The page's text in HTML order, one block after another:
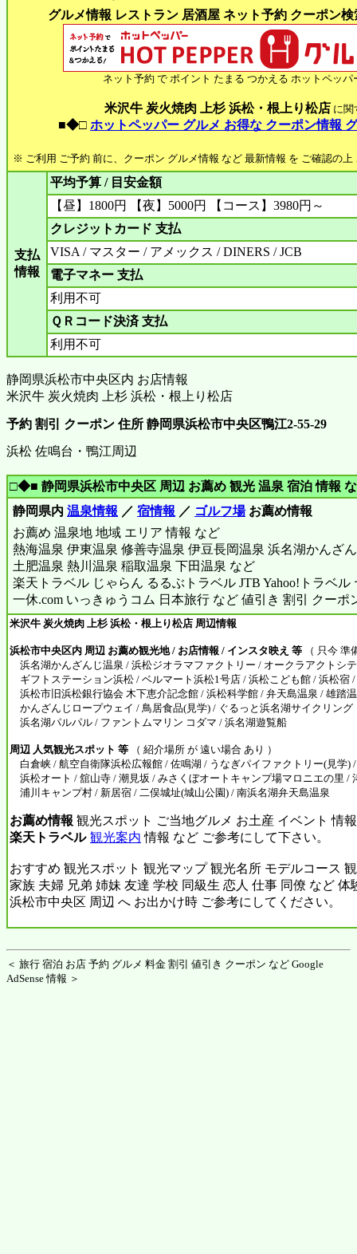
グルメ情報 レストラン 居酒屋 ネット予約 クーポン
ネット予約 で ポイント たまる つかえる ホットペッパ
米沢牛 炭火焼肉 上杉 浜松・根上り松店に関
■◆□ ホットペッパー グルメ お得な クーポン情報
※ ご利用 ご予約 前に、クーポン グルメ情報 など 最新情報 を ご確認の上
支払
情報
平均予算 / 目安金額
【昼】1800円 【夜】5000円 【コース】3980円～
クレジットカード 支払
VISA / マスター / アメックス / DINERS / JCB
電子マネー 支払
利用不可
ＱＲコード決済 支払
利用不可
静岡県浜松市中央区内 お店情報
米沢牛 炭火焼肉 上杉 浜松・根上り松店
予約 割引 クーポン 住所 静岡県浜松市中央区鴨江2-55-29
浜松 佐鳴台・鴨江周辺
□◆■ 静岡県浜松市中央区 周辺 お薦め 観光 温泉 宿泊 情報
静岡県内 温泉情報 ／ 宿情報 ／ ゴルフ場お薦め情報
お薦め 温泉地 地域 エリア 情報 など
熱海温泉 伊東温泉 修善寺温泉 伊豆長岡温泉 浜名湖かんざ
土肥温泉 熱川温泉 稲取温泉 下田温泉 など
楽天トラベル じゃらん るるぶトラベル JTB Yahoo!トラベル
一休.com いっきゅうコム 日本旅行 など 値引き 割引 クーポ
米沢牛 炭火焼肉 上杉 浜松・根上り松店 周辺情報
浜松市中央区内 周辺 お薦め観光地 / お店情報 / インスタ映え 等 （ 只今 準
浜名湖かんざんじ温泉 / 浜松ジオラマファクトリー / オークラアクトシ
ギフトステーション浜松 / ベルマート浜松1号店 / 浜松こども館 / 浜松宿
浜松市旧浜松銀行協会 木下恵介記念館 / 浜松科学館 / 弁天島温泉 / 雄踏
かんざんじロープウェイ / 鳥居食品(見学) / ぐるっと浜名湖サイクリング
浜名湖パルパル / ファントムマリン コダマ / 浜名湖遊覧船
周辺 人気観光スポット 等 （ 紹介場所 が 遠い場合 あり ）
白倉峡 / 航空自衛隊浜松広報館 / 佐鳴湖 / うなぎパイファクトリー(見学)
浜松オート / 舘山寺 / 潮見坂 / みさくぼオートキャンプ場マロニエの里 /
浦川キャンプ村 / 新居宿 / 二俣城址(城山公園) / 南浜名湖弁天島温泉
お薦め情報 観光スポット ご当地グルメ お土産 イベント 情
楽天トラベル 観光案内 情報 など ご参考にして下さい。
おすすめ 観光スポット 観光マップ 観光名所 モデルコース
家族 夫婦 兄弟 姉妹 友達 学校 同級生 恋人 仕事 同僚 など 体
浜松市中央区 周辺 へ お出かけ時 ご参考にしてください。
＜ 旅行 宿泊 お店 予約 グルメ 料金 割引 値引き クーポン など Google
AdSense 情報 ＞